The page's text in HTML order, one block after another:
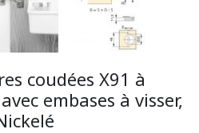
coudées X91 à
embases à visser,